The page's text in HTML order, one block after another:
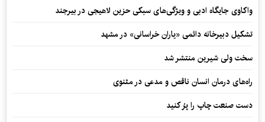
واکاوی جایگاه ادبی و ویژگی‌های سبکی حزین لاهیجی در بیرجند
تشکیل دبیرخانه دائمی «یاران خراسانی» در مشهد
سخت ولی شیرین منتشر شد
راه‌های درمان انسان ناقص و مدعی در مثنوی
دست صنعت چاپ را پرُ کنید